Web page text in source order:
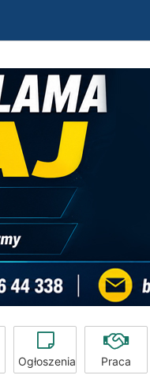
Ogłoszenia Praca